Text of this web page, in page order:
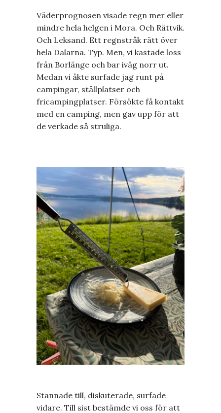
Väderprognosen visade regn mer eller
mindre hela helgen i Mora. Och Rättvik.
Och Leksand. Ett regnstråk rätt över
hela Dalarna. Typ. Men, vi kastade loss
från Borlänge och bar iväg norr ut.
Medan vi åkte surfade jag runt på
campingar, ställplatser och
fricampingplatser. Försökte få kontakt
med en camping, men gav upp för att
de verkade så struliga.
Stannade till, diskuterade, surfade
vidare. Till sist bestämde vi oss för att